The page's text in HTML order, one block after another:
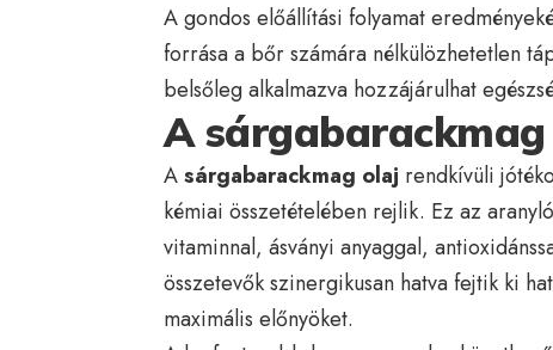
A gondos előállítási folyamat
forrása a bőr számára nélkülözhetetlen
belsőleg alkalmazva hozzájárulhat
A
Asárgabarackmag olaj rendkívüli
kémiai összetételében rejlik. Ez az
vitaminnal, ásványi anyaggal,
összetevők szinergikusan hatva fejtik ki
maximális előnyöket.